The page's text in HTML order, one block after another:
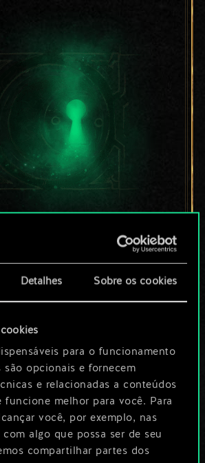
Detalhes Sobre os cookies
para o funcionamento
são opcionais e fornecem
e relacionadas a conteúdos
funcione melhor para você. Para
você, por exemplo, nas
algo que possa ser de seu
compartilhar partes dos
isto é
um conjunto
dá para
muito mais!
para este baralho e crie